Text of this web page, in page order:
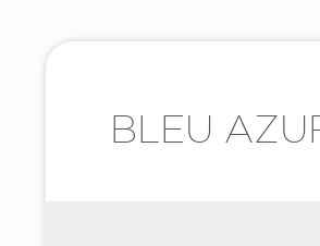
BLEU